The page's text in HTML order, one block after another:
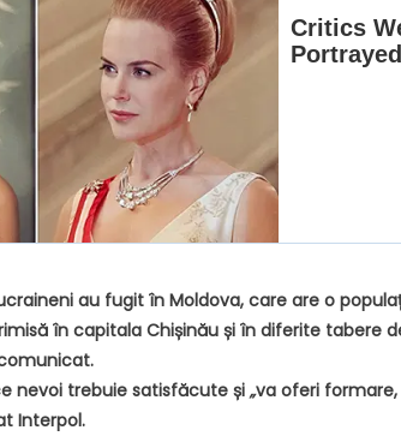
au fugit în Moldova, care are o
în capitala Chișinău și în diferite tabere
nevoi trebuie satisfăcute și „va oferi formare,
Interpol.